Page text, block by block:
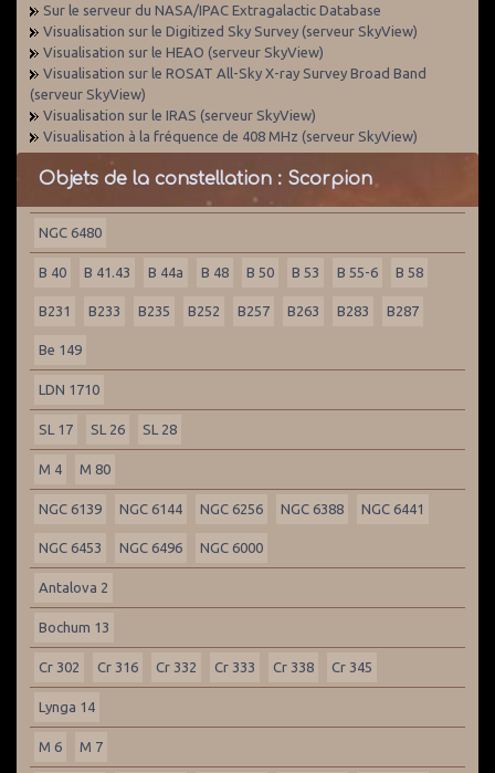
Sur le serveur du NASA/IPAC Extragalactic Database
Visualisation sur le Digitized Sky Survey (serveur SkyView)
Visualisation sur le HEAO (serveur SkyView)
Visualisation sur le ROSAT All-Sky X-ray Survey Broad Band
(serveur SkyView)
Visualisation sur le IRAS (serveur SkyView)
Visualisation à la fréquence de 408 MHz (serveur SkyView)
Objets de la constellation : Scorpion
NGC 6480
B 40 B 41.43 B 44a B 48 B 50 B 53 B 55-6 B 58
B231 B233 B235 B252 B257 B263 B283 B287
Be 149
LDN 1710
SL 17 SL 26 SL 28
M 4 M 80
NGC 6139 NGC 6144 NGC 6256 NGC 6388 NGC 6441
NGC 6453 NGC 6496 NGC 6000
Antalova 2
Bochum 13
Cr 302 Cr 316 Cr 332 Cr 333 Cr 338 Cr 345
Lynga 14
M 6 M 7